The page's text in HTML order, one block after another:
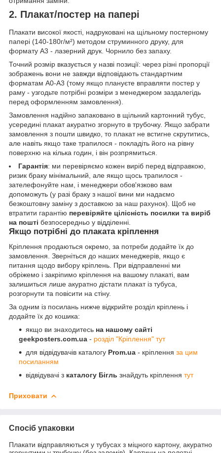
2. Плакат/постер на папері
Плакати високої якості, надруковані на щільному постерному
папері (140-180г/м²) методом струминного друку, для
формату А3 - лазерний друк. Чорнило без запаху.
Точний розмір вказується у назві позиції: через різні пропорції
зображень вони не завжди відповідають стандартним
форматам А0-А3 (тому якщо плануєте вправляти постер у
раму - узгодьте потрібні розміри з менеджером заздалегідь
перед оформленням замовлення).
Замовлення надійно запаковано в щільний картонний тубус,
усередині плакат акуратно згорнуто в трубочку. Якщо забрати
замовлення з пошти швидко, то плакат не встигне скрутитись,
але навіть якщо таке трапилося - покладіть його на рівну
поверхню на кілька годин, і він розпрямиться.
Гарантія: ми перевіряємо кожен виріб перед відправкою,
ризик браку мінімальний, але якщо щось трапилося -
зателефонуйте нам, і менеджери обов'язково вам
допоможуть (у разі браку з нашої вини ми надаємо
безкоштовну заміну з доставкою за наш рахунок). Щоб не
втратити гарантію перевіряйте цілісність посилки та виріб
на пошті безпосередньо у відділенні.
Якщо потрібні до плаката кріплення
Кріплення продаються окремо, за потреби додайте їх до
замовлення. Зверніться до наших менеджерів, якщо є
питання щодо вибору кріплень. При відправленні ми
обріжемо і закріпимо кріплення на вашому плакаті, вам
залишиться лише акуратно дістати плакат із тубуса,
розгорнути та повісити на стіну.
За одним із посилань нижче відкрийте розділ кріплень і
додайте їх до кошика:
якщо ви знаходитесь на нашому сайті
geekposters.com.ua - розділ "Кріплення" тут
для відвідувачів каталогу Prom.ua - кріплення за цим
посиланням
відвідувачі з каталогу Бігль знайдуть кріплення тут
Приховати
Спосіб упаковки
Плакати відправляються у тубусах з міцного картону, акуратно